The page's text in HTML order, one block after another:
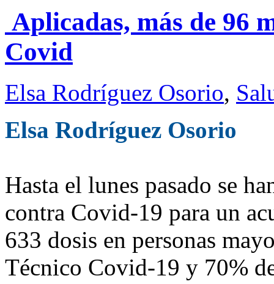
Aplicadas, más de 96
Covid
Elsa Rodríguez Osorio,
Elsa Rodríguez Osorio
Hasta el lunes pasado se
contra Covid-19 para un
633 dosis en personas
Técnico Covid-19 y 70%